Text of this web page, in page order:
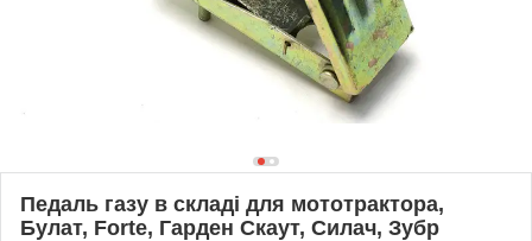
Педаль газу в складі для мототрактора,
Булат, Forte, Гарден Скаут, Силач, Зубр